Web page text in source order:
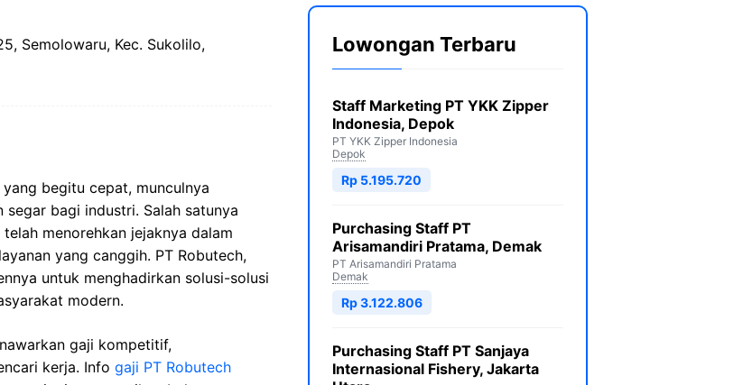
Semolowaru, Kec. Sukolilo,
begitu cepat, munculnya
bagi industri. Salah satunya
menorehkan jejaknya dalam
yang canggih. PT Robutech,
untuk menghadirkan solusi-solusi
modern.
gaji kompetitif,
kerja. Info gaji PT Robutech
Lowongan Terbaru
Staff Marketing PT YKK Zipper
Indonesia, Depok
PT YKK Zipper Indonesia
Depok
Rp 5.195.720
Purchasing Staff PT
Arisamandiri Pratama, Demak
PT Arisamandiri Pratama
Demak
Rp 3.122.806
Purchasing Staff PT Sanjaya
Internasional Fishery, Jakarta